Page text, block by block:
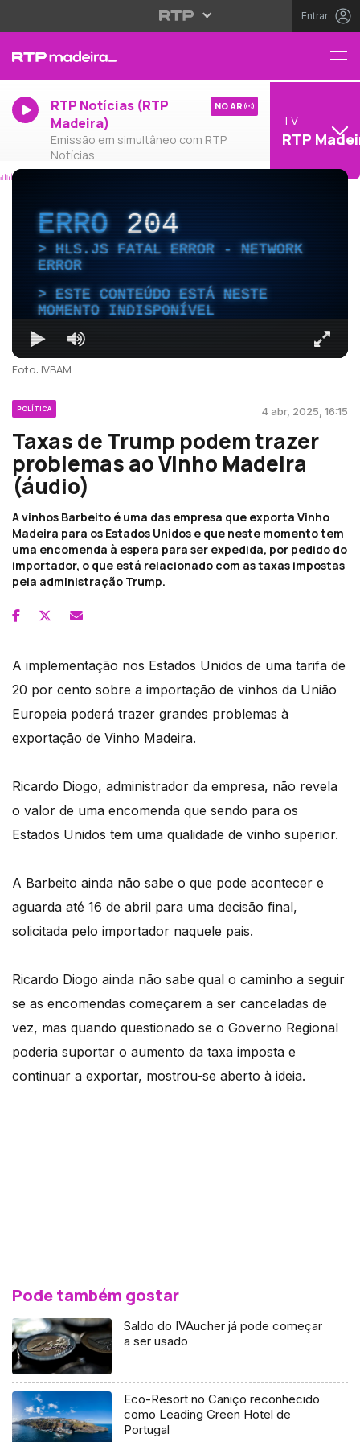
Entrar
RTP Notícias (RTP
Madeira)
Emissão em simultâneo com RTP
Notícias
NO AR
TV
RTP
ERRO204
HLS.JS FATAL ERROR - NETWORK
ERROR
ESTE CONTEÚDO ESTÁ NESTE
MOMENTO INDISPONÍVEL
Foto: IVBAM
POLÍTICA 4 abr, 2025, 16:15
Taxas de Trump podem trazer
problemas ao Vinho Madeira
(áudio)
A vinhos Barbeito é uma das empresa que exporta Vinho
Madeira para os Estados Unidos e que neste momento tem
uma encomenda à espera para ser expedida, por pedido do
importador, o que está relacionado com as taxas impostas
pela administração Trump.
A implementação nos Estados Unidos de uma tarifa de
20 por cento sobre a importação de vinhos da União
Europeia poderá trazer grandes problemas à
exportação de Vinho Madeira.
Ricardo Diogo, administrador da empresa, não revela
o valor de uma encomenda que sendo para os
Estados Unidos tem uma qualidade de vinho superior.
A Barbeito ainda não sabe o que pode acontecer e
aguarda até 16 de abril para uma decisão final,
solicitada pelo importador naquele pais.
Ricardo Diogo ainda não sabe qual o caminho a seguir
se as encomendas começarem a ser canceladas de
vez, mas quando questionado se o Governo Regional
poderia suportar o aumento da taxa imposta e
continuar a exportar, mostrou-se aberto à ideia.
Pode também gostar
Saldo do IVAucher já pode começar
a ser usado
Eco-Resort no Caniço reconhecido
como Leading Green Hotel de
Portugal